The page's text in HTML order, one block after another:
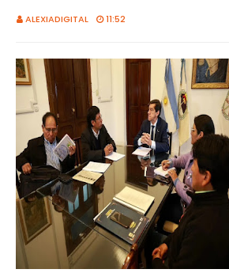
ALEXIADIGITAL 11:52